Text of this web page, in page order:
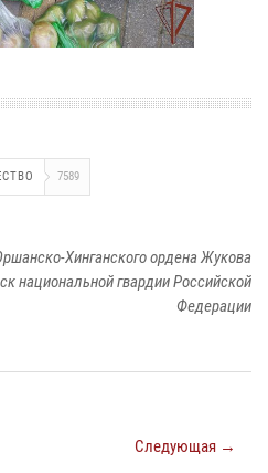
7589
Хинганского ордена Жукова
национальной гвардии Российской
Федерации
Следующая →